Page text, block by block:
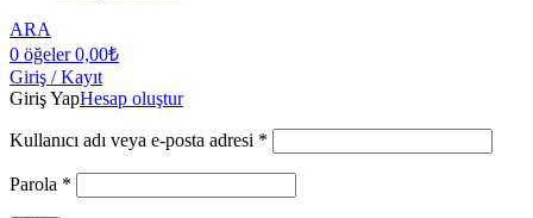
ARA
0 öğeler 0,00₺
Giriş / Kayıt
Giriş YapHesap oluştur
Kullanıcı adı veya e-posta adresi *
Parola *